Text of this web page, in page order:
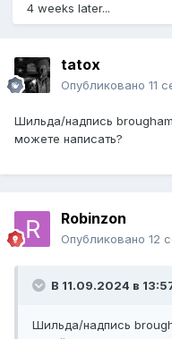
4 weeks later...
tatox
Опубликовано 11
Шильда/надпись
можете написать?
Robinzon
Опубликовано 12
В 11.09.2024 в
Шильда/надпись